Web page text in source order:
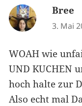
Bree
3. Mai
WOAH wie
UND KUCHEN
hoch halte zur
Also echt mal